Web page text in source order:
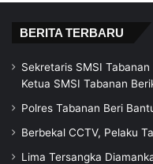
BERITA TERBARU
Sekretaris SMSI
Ketua SMSI Tabanan
Polres Tabanan Beri
Berbekal CCTV, Pelaku
Lima Tersangka